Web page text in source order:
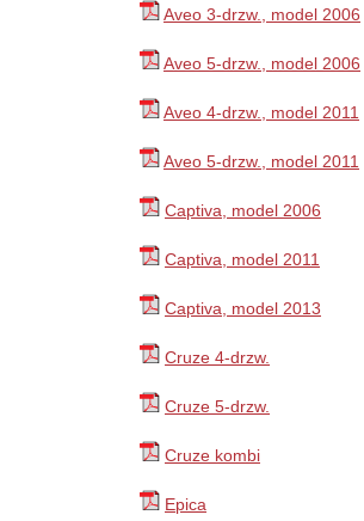
Aveo 3-drzw., model 2006
Aveo 5-drzw., model 2006
Aveo 4-drzw., model 2011
Aveo 5-drzw., model 2011
Captiva, model 2006
Captiva, model 2011
Captiva, model 2013
Cruze 4-drzw.
Cruze 5-drzw.
Cruze kombi
Epica